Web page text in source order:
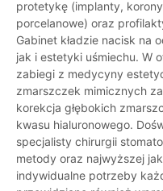
protetykę (implanty,
porcelanowe) oraz
Gabinet kładzie nacisk na
jak i estetyki uśmiechu. W
zabiegi z medycyny
zmarszczek mimicznych
korekcja głębokich
kwasu hialuronowego.
specjalisty chirurgii
metody oraz najwyższej
indywidualne potrzeby